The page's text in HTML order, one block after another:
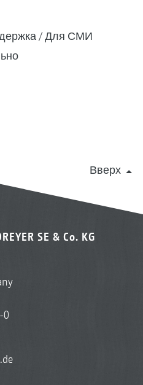
Для СМИ
Вверх
SE & Co. KG
0